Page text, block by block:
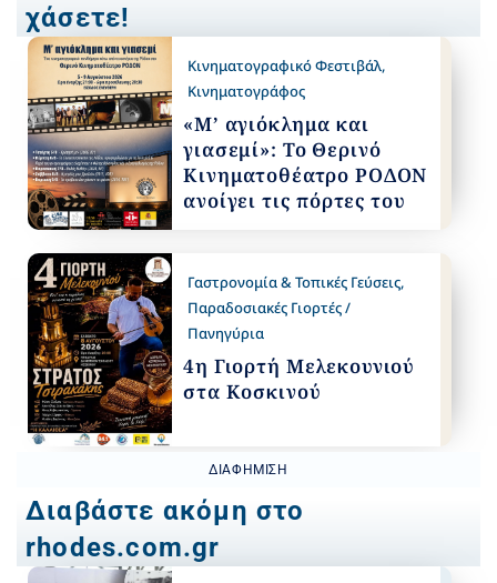
χάσετε!
Κινηματογραφικό Φεστιβάλ,
Κινηματογράφος
«Μ’ αγιόκλημα και
γιασεμί»: Το Θερινό
Κινηματοθέατρο ΡΟΔΟΝ
ανοίγει τις πόρτες του
Γαστρονομία & Τοπικές Γεύσεις,
Παραδοσιακές Γιορτές /
Πανηγύρια
4η Γιορτή Μελεκουνιού
στα Κοσκινού
ΔΙΑΦΉΜΙΣΗ
Διαβάστε ακόμη στο
rhodes.com.gr